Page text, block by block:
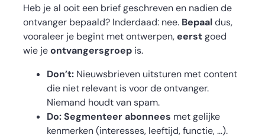
Heb je al ooit een brief geschreven en nadien de
ontvanger bepaald? Inderdaad: nee. Bepaaldus,
vooraleer je begint met ontwerpen,eerstgoed
wie jeontvangersgroep is.
Don’t: Nieuwsbrieven uitsturen met content
die niet relevant is voor de ontvanger.
Niemand houdt van spam.
Do:Segmenteer abonnees met gelijke
kenmerken (interesses, leeftijd, functie, …).